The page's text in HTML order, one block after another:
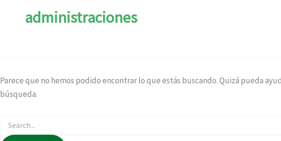
administraciones
Parece que no hemos podido encontrar lo que estás buscando. Quizá pueda
búsqueda.